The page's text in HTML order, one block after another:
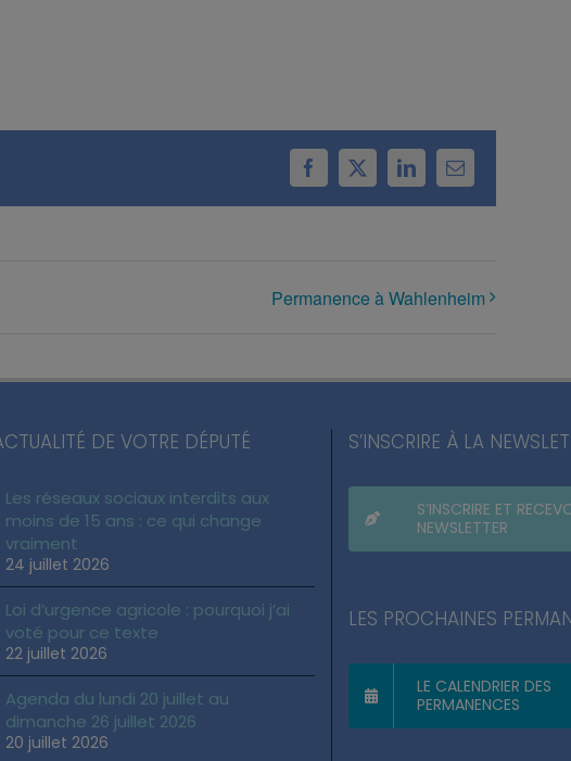
Facebook
X LinkedInEmail
Permanence à Wahlenheim
DE VOTRE DÉPUTÉ
Les réseaux sociaux interdits aux
moins de 15 ans : ce qui change
vraiment
24 juillet 2026
Loi d’urgence agricole : pourquoi j’ai
voté pour ce texte
22 juillet 2026
Agenda du lundi 20 juillet au
dimanche 26 juillet 2026
20 juillet 2026
S’INSCRIRE À LA
S’INSCRIRE ET
NEWSLETTER
LES PROCHAINES
LE CALENDRIER DES
PERMANENCES